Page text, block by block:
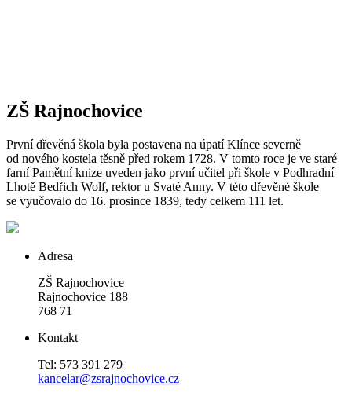
ZŠ Rajnochovice
První dřevěná škola byla postavena na úpatí Klínce severně
od nového kostela těsně před rokem 1728. V tomto roce je ve staré
farní Pamětní knize uveden jako první učitel při škole v Podhradní
Lhotě Bedřich Wolf, rektor u Svaté Anny. V této dřevěné škole
se vyučovalo do 16. prosince 1839, tedy celkem 111 let.
Adresa
ZŠ Rajnochovice
Rajnochovice 188
768 71
Kontakt
Tel: 573 391 279
kancelar@zsrajnochovice.cz